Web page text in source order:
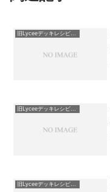
旧Lyceeデッキレシピ保管庫
旧Lyceeデッキレシピ保管庫